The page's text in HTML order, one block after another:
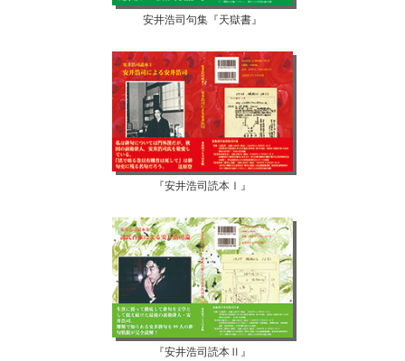
安井浩司句集『天獄書』
『安井浩司読本Ⅰ』
『安井浩司読本Ⅱ』